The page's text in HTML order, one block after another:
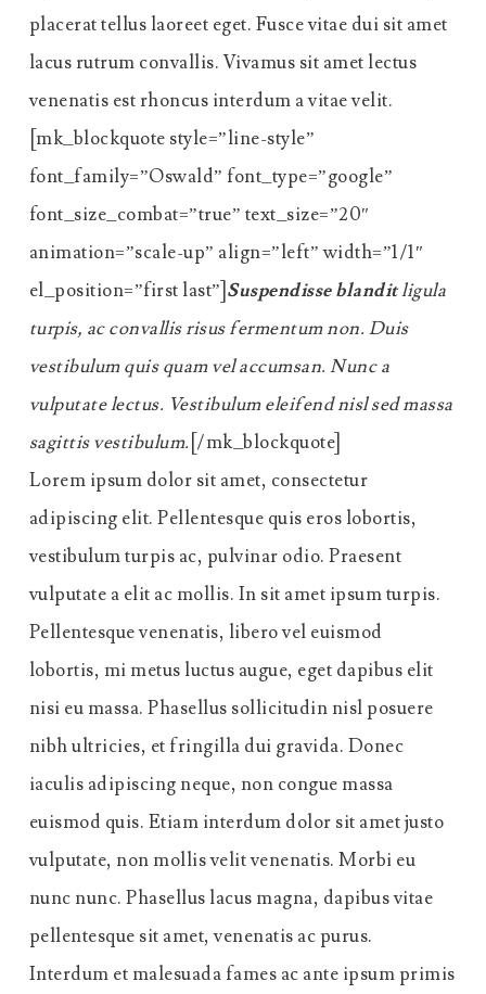
placerat tellus laoreet eget. Fusce vitae dui sit amet
lacus rutrum convallis. Vivamus sit amet lectus
venenatis est rhoncus interdum a vitae velit.
[mk_blockquote style=”line-style”
font_family=”Oswald” font_type=”google”
font_size_combat=”true” text_size=”20″
animation=”scale-up” align=”left” width=”1/1″
el_position=”first last”] Suspendisse blanditligula
turpis, ac convallis risus fermentum non. Duis
vestibulum quis quam vel accumsan. Nunc a
vulputate lectus. Vestibulum eleifend nisl sed massa
sagittis vestibulum. [/mk_blockquote]
Lorem ipsum dolor sit amet, consectetur
adipiscing elit. Pellentesque quis eros lobortis,
vestibulum turpis ac, pulvinar odio. Praesent
vulputate a elit ac mollis. In sit amet ipsum turpis.
Pellentesque venenatis, libero vel euismod
lobortis, mi metus luctus augue, eget dapibus elit
nisi eu massa. Phasellus sollicitudin nisl posuere
nibh ultricies, et fringilla dui gravida. Donec
iaculis adipiscing neque, non congue massa
euismod quis. Etiam interdum dolor sit amet justo
vulputate, non mollis velit venenatis. Morbi eu
nunc nunc. Phasellus lacus magna, dapibus vitae
pellentesque sit amet, venenatis ac purus.
Interdum et malesuada fames ac ante ipsum primis